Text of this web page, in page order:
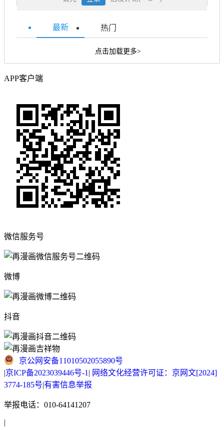
最新 热门
点击加载更多>
APP客户端
微信服务号
微博
抖音
京公网安备11010502055890号
|京ICP备2023039446号-1 | 网络文化经营许可证：京网文[2024]
3774-185号|有害信息举报
举报电话：010-64141207
|